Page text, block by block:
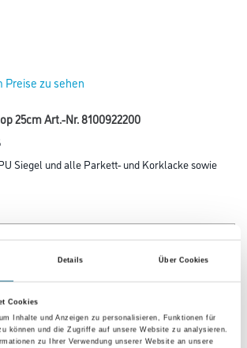
Details Über Cookies
Cookies
Inhalte und Anzeigen zu personalisieren, Funktionen für
können und die Zugriffe auf unsere Website zu analysieren.
zu Ihrer Verwendung unserer Website an unsere
zu sehen
25cm Art.-Nr. 8100922200
Siegel und alle Parkett- und Korklacke sowie